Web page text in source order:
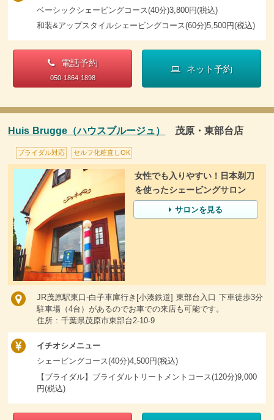
ベーシックシェービングコース(40分)3,800円(税込)
和装&アップスタイルシェービングコース(60分)5,500円(税込)
電話予約
050-1864-1898
ネット予約
Huis Brugge（ハウスブルージュ） 茂原・東部台店
ブライダル対応 セルフ化粧直しOK
女性でも入りやすい！日本剃刀
を使ったシェービングサロン
サロンを見る
JR茂原駅東口-白子車庫行き[小湊鉄道] 東部台入口 下車徒歩3分
駐車場（4台）があるのでお車での来店も可能です。
住所 : 千葉県茂原市東部台2-10-9
イチオシメニュー
シェービングコース(40分)4,500円(税込)
【ブライダル】ブライダルトリートメントコース(120分)9,000
円(税込)